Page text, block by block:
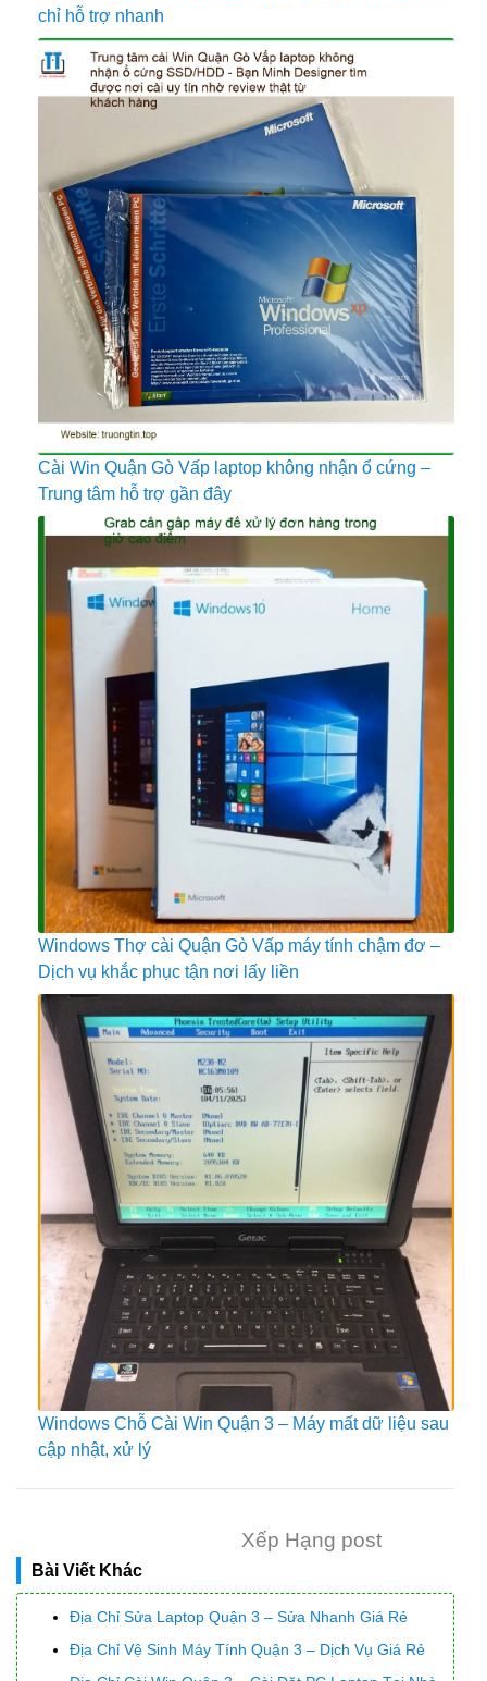
chỉ hỗ trợ nhanh
Cài Win Quận Gò Vấp laptop không nhận ổ cứng –
Trung tâm hỗ trợ gần đây
Windows Thợ cài Quận Gò Vấp máy tính chậm đơ –
Dịch vụ khắc phục tận nơi lấy liền
Windows Chỗ Cài Win Quận 3 – Máy mất dữ liệu sau
cập nhật, xử lý
Xếp Hạng post
Bài Viết Khác
Địa Chỉ Sửa Laptop Quận 3 – Sửa Nhanh Giá Rẻ
Địa Chỉ Vệ Sinh Máy Tính Quận 3 – Dịch Vụ Giá Rẻ